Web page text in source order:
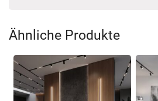
Ähnliche Produkte